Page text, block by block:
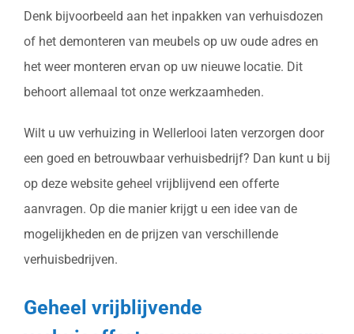
Denk bijvoorbeeld aan het inpakken van verhuisdozen
of het demonteren van meubels op uw oude adres en
het weer monteren ervan op uw nieuwe locatie. Dit
behoort allemaal tot onze werkzaamheden.
Wilt u uw verhuizing in Wellerlooi laten verzorgen door
een goed en betrouwbaar verhuisbedrijf? Dan kunt u bij
op deze website geheel vrijblijvend een offerte
aanvragen. Op die manier krijgt u een idee van de
mogelijkheden en de prijzen van verschillende
verhuisbedrijven.
Geheel vrijblijvende